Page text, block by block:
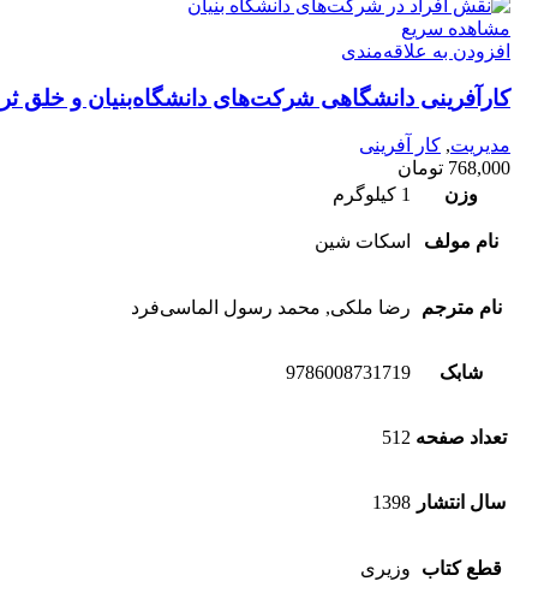
مشاهده سریع
افزودن به علاقه‌مندی
کارآفرینی دانشگاهی شرکت‌‌های دانشگاه‌‌بنیان و خلق
مدیریت, کار آفرینی
768,000 تومان
وزن
1 کیلوگرم
نام مولف اسکات شین
نام مترجم رضا ملکی, محمد رسول الماسی‌فرد
شابک 9786008731719
تعداد صفحه 512
سال انتشار 1398
قطع کتاب وزیری